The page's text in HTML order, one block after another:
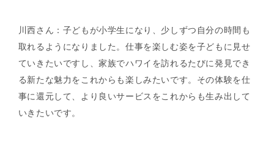
川西さん：子どもが小学生になり、少しずつ自分の時間も
取れるようになりました。仕事を楽しむ姿を子どもに見せ
ていきたいですし、家族でハワイを訪れるたびに発見でき
る新たな魅力をこれからも楽しみたいです。その体験を仕
事に還元して、より良いサービスをこれからも生み出して
いきたいです。